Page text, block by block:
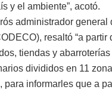
y el ambiente”, acotó.
administrador
resaltó “a
tiendas y abarroterías
divididos en 11
para informarles que a